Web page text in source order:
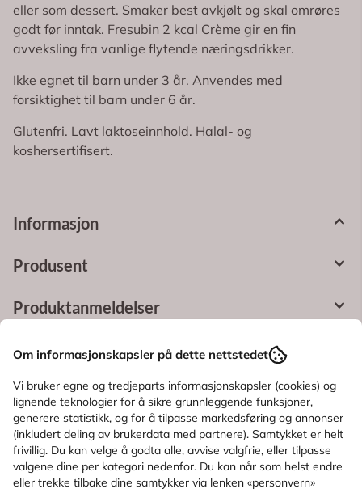
Informasjon
eller som dessert. Smaker best avkjølt og skal omrøres
godt før inntak. Fresubin 2 kcal Crème gir en fin
avveksling fra vanlige flytende næringsdrikker.
Ikke egnet til barn under 3 år. Anvendes med
forsiktighet til barn under 6 år.
Glutenfri. Lavt laktoseinnhold. Halal- og
koshersertifisert.
Produsent
Produktanmeldelser
Spørsmål og svar
Bruksområde
Ingredienser
Om informasjonskapsler på dette nettstedet
Vi bruker egne og tredjeparts informasjonskapsler (cookies) og
lignende teknologier for å sikre grunnleggende funksjoner,
generere statistikk, og for å tilpasse markedsføring og annonser
(inkludert deling av brukerdata med partnere). Samtykket er helt
frivillig. Du kan velge å godta alle, avvise valgfrie, eller tilpasse
valgene dine per kategori nedenfor. Du kan når som helst endre
eller trekke tilbake dine samtykker via lenken «personvern»